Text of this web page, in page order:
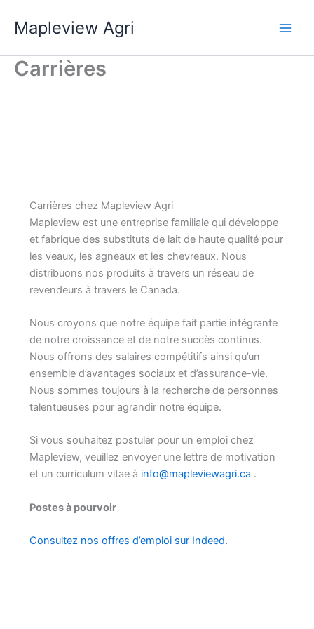
Mapleview Agri
Carrières
Carrières chez Mapleview Agri
Mapleview est une entreprise familiale qui développe
et fabrique des substituts de lait de haute qualité pour
les veaux, les agneaux et les chevreaux. Nous
distribuons nos produits à travers un réseau de
revendeurs à travers le Canada.
Nous croyons que notre équipe fait partie intégrante
de notre croissance et de notre succès continus.
Nous offrons des salaires compétitifs ainsi qu’un
ensemble d’avantages sociaux et d’assurance-vie.
Nous sommes toujours à la recherche de personnes
talentueuses pour agrandir notre équipe.
Si vous souhaitez postuler pour un emploi chez
Mapleview, veuillez envoyer une lettre de motivation
et un curriculum vitae à info@mapleviewagri.ca .
Postes à pourvoir
Consultez nos offres d’emploi sur Indeed.